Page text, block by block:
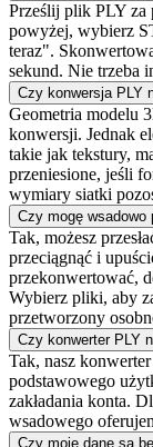
Prześlij plik PLY za
powyżej, wybierz
teraz".
sekund. Nie trzeba
Czy konwersja PLY
Geometria modelu
konwersji. Jednak
takie jak tekstury,
przeniesione, jeśli
wymiary siatki
Czy mogę wsadowo
Tak, możesz
przeciągnąć i
przekonwertować,
Wybierz pliki, aby
przetworzony
Czy konwerter PLY
Tak, nasz
podstawowego
zakładania konta.
wsadowego
Czy moje dane są